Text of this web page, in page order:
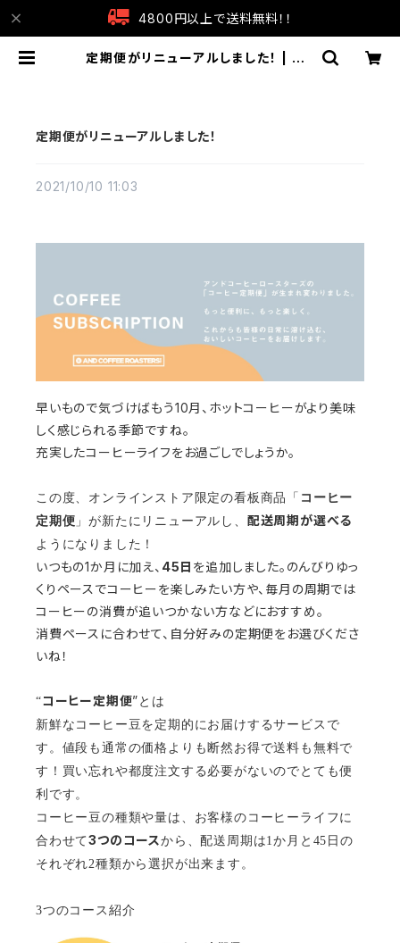
4800円以上で送料無料！！
定期便がリニューアルしました！ | AN
定期便がリニューアルしました！
2021/10/10 11:03
早いもので気づけばもう10月、ホットコーヒーがより美味
しく感じられる季節ですね。
充実したコーヒーライフをお過ごしでしょうか。
この度、オンラインストア限定の看板商品 「 コーヒー
定期便 」が新たにリニューアルし、 配送周期が選べる
ようになりました！
いつもの1か月に加え、 45日 を追加しました。のんびりゆっ
くりペースでコーヒーを楽しみたい方や、毎月の周期では
コーヒーの消費が追いつかない方などにおすすめ。
消費ペースに合わせて、自分好みの定期便をお選びくださ
いね！
“コーヒー定期便” とは
新鮮なコーヒー豆を定期的にお届けするサービスで
す。値段も通常の価格よりも断然お得で送料も無料で
す！買い忘れや都度注文する必要がないのでとても便
利です。
コーヒー豆の種類や量は、お客様のコーヒーライフに
合わせて3つのコースから、配送周期は1か月と45日の
それぞれ2種類から選択が出来ます。
3つのコース紹介